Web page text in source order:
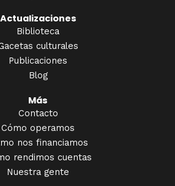
Actualizaciones
Biblioteca
culturales
Publicaciones
Blog
Más
Contacto
Cómo operamos
nos financiamos
rendimos cuentas
Nuestra gente